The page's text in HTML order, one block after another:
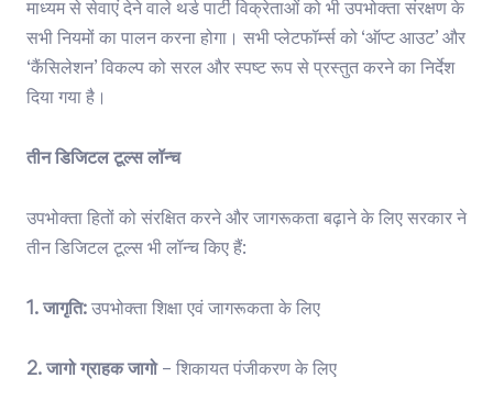
माध्यम से सेवाएं देने वाले थर्ड पार्टी विक्रेताओं को भी उपभोक्ता संरक्षण के
सभी नियमों का पालन करना होगा। सभी प्लेटफॉर्म्स को ‘ऑप्ट आउट’ और
‘कैंसिलेशन’ विकल्प को सरल और स्पष्ट रूप से प्रस्तुत करने का निर्देश
दिया गया है।
तीन डिजिटल टूल्स लॉन्च
उपभोक्ता हितों को संरक्षित करने और जागरूकता बढ़ाने के लिए सरकार ने
तीन डिजिटल टूल्स भी लॉन्च किए हैं:
1. जागृति: उपभोक्ता शिक्षा एवं जागरूकता के लिए
2. जागो ग्राहक जागो– शिकायत पंजीकरण के लिए